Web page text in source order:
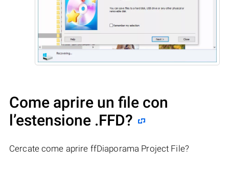
Come aprire un file con
l’estensione .FFD?
Cercate come aprire ffDiaporama Project File?